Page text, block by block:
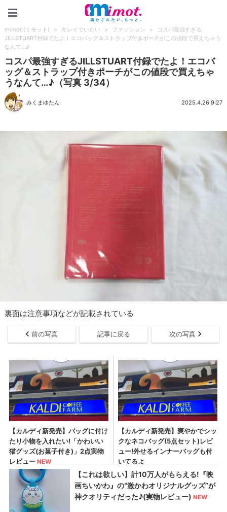
mimot.(ミモット) > キレイでいたい > ファッション >
コスパ最強すぎる
JILLSTUART付録でたよ！エコバッグ＆ストラップ付きポーチがこの値段で買えちゃう
なんて…♪
コスパ最強すぎるJILLSTUART付録でたよ！エコバ
ッグ＆ストラップ付きポーチがこの値段で買えちゃ
うなんて…♪（写真 3/34）
みくまゆたん 2025.4.26 9:27
裏面は注意事項などが記載されている
前の写真 記事に戻る 次の写真